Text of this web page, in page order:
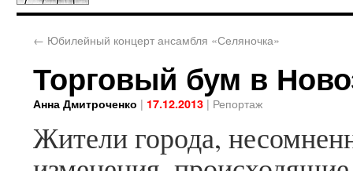
← Юбилейный концерт ансамбля «Селяночка»
Торговый бум в
Анна Дмитроченко | 17.12.2013 | Репортаж
Жители города,